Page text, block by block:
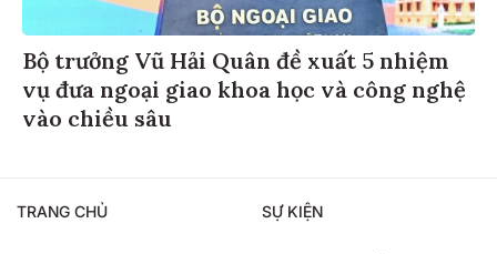
Bộ trưởng Vũ Hải Quân đề xuất 5 nhiệm
vụ đưa ngoại giao khoa học và công nghệ
vào chiều sâu
TRANG CHỦ SỰ KIỆN